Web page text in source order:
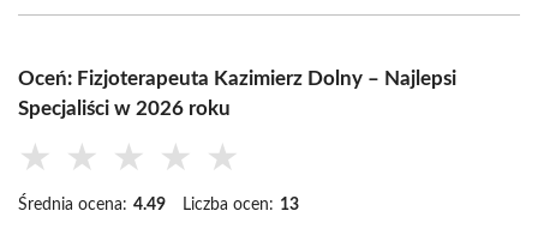
Oceń: Fizjoterapeuta Kazimierz Dolny – Najlepsi
Specjaliści w 2026 roku
★ ★ ★ ★ ★
Średnia ocena: 4.49 Liczba ocen: 13